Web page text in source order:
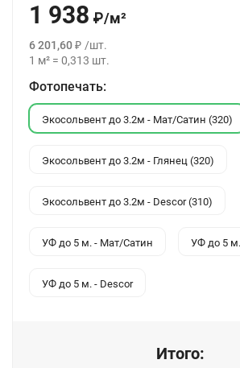
1 938 ₽/м²
6 201,60₽ /шт.
1 м² = 0,313 шт.
Фотопечать:
Экосольвент до 3.2м - Мат/Сатин (320)
Экосольвент до 3.2м - Глянец (320)
Экосольвент до 3.2м - Descor (310)
УФ до 5 м. - Мат/Сатин УФ до 5
УФ до 5 м. - Descor
Итого: